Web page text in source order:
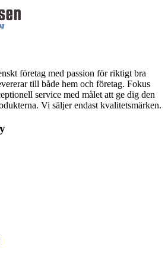
företag med passion för riktigt bra
till både hem och företag. Fokus
service med målet att ge dig den
Vi säljer endast kvalitetsmärken.